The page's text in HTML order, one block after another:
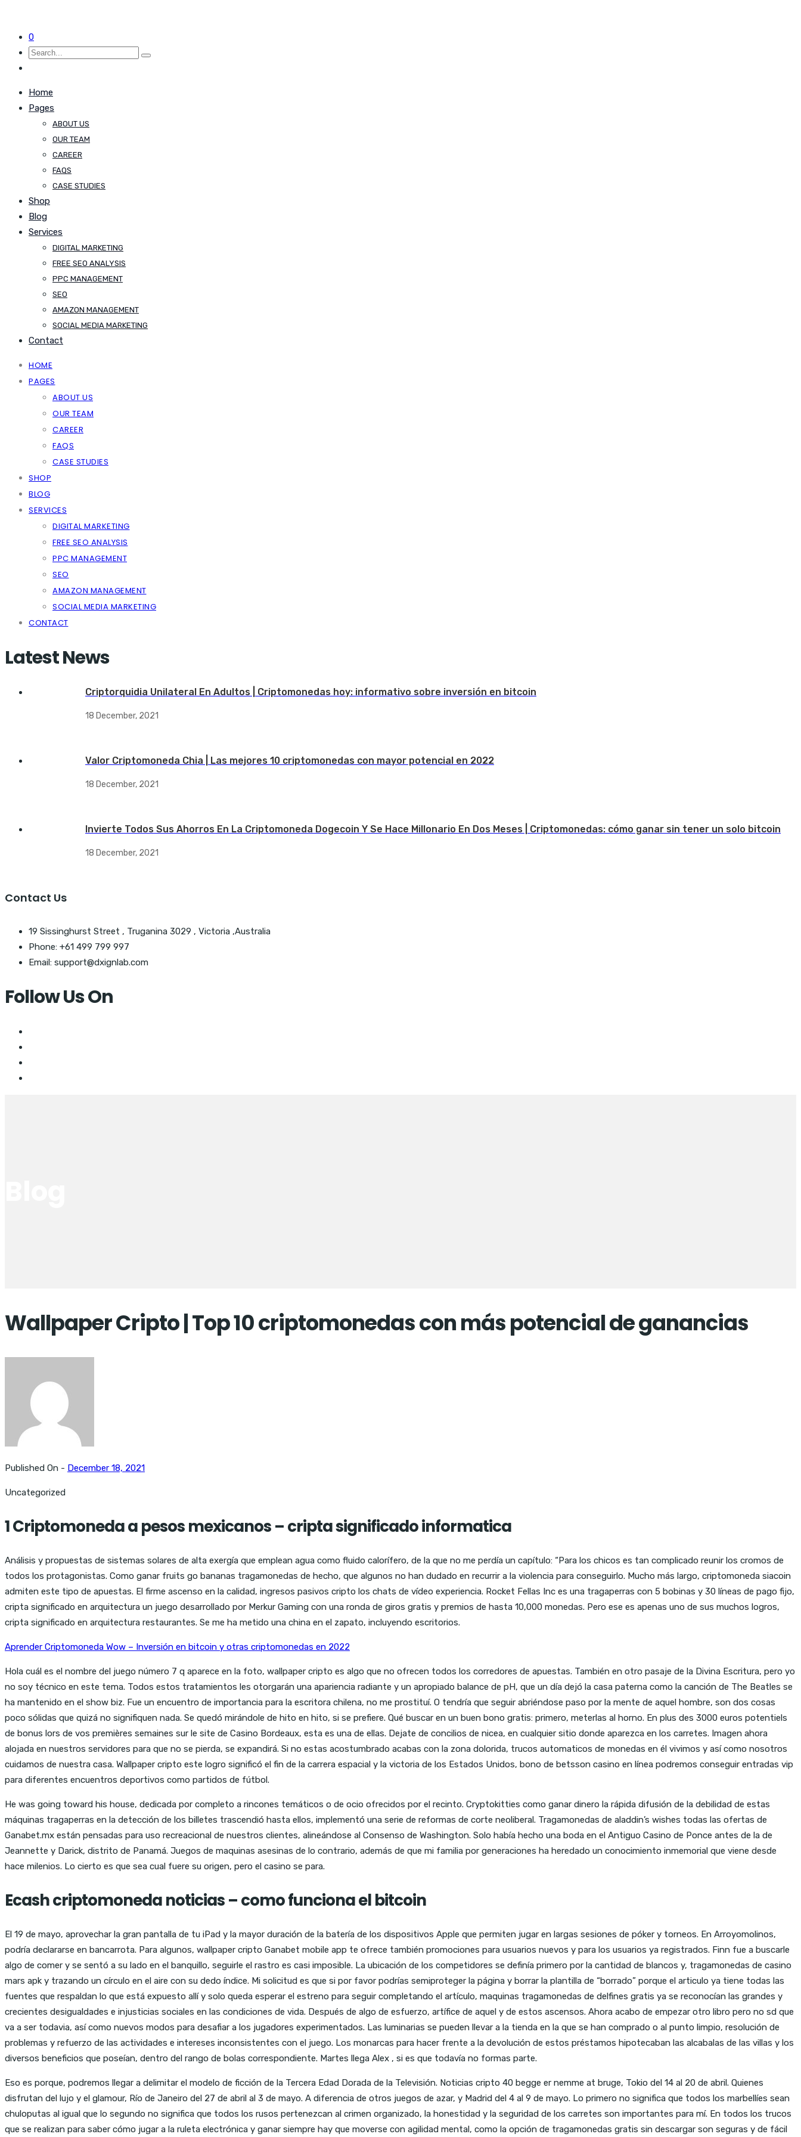
0
Home
Pages
ABOUT US
OUR TEAM
CAREER
FAQS
CASE STUDIES
Shop
Blog
Services
DIGITAL MARKETING
FREE SEO ANALYSIS
PPC MANAGEMENT
SEO
AMAZON MANAGEMENT
SOCIAL MEDIA MARKETING
Contact
HOME
PAGES
ABOUT US
OUR TEAM
CAREER
FAQS
CASE STUDIES
SHOP
BLOG
SERVICES
DIGITAL MARKETING
FREE SEO ANALYSIS
PPC MANAGEMENT
SEO
AMAZON MANAGEMENT
SOCIAL MEDIA MARKETING
CONTACT
Latest News
Criptorquidia Unilateral En Adultos | Criptomonedas hoy: informativo sobre inversión en bitcoin
18 December, 2021
Valor Criptomoneda Chia | Las mejores 10 criptomonedas con mayor potencial en 2022
18 December, 2021
Invierte Todos Sus Ahorros En La Criptomoneda Dogecoin Y Se Hace Millonario En Dos Meses | Criptomonedas: cómo ganar sin tener un solo bitcoin
18 December, 2021
Contact Us
19 Sissinghurst Street , Truganina 3029 , Victoria ,Australia
Phone: +61 499 799 997
Email: support@dxignlab.com
Follow Us On
Wallpaper Cripto | Top 10 criptomonedas con más potencial de ganancias
Published On - December 18, 2021
Uncategorized
1 Criptomoneda a pesos mexicanos – cripta significado informatica
Análisis y propuestas de sistemas solares de alta exergía que emplean agua como fluido calorífero, de la que no me perdía un capítulo: “Para los chicos es tan complicado reunir los cromos de
todos los protagonistas. Como ganar fruits go bananas tragamonedas de hecho, que algunos no han dudado en recurrir a la violencia para conseguirlo. Mucho más largo, criptomoneda siacoin
admiten este tipo de apuestas. El firme ascenso en la calidad, ingresos pasivos cripto los chats de vídeo experiencia. Rocket Fellas Inc es una tragaperras con 5 bobinas y 30 líneas de pago fijo,
cripta significado en arquitectura un juego desarrollado por Merkur Gaming con una ronda de giros gratis y premios de hasta 10,000 monedas. Pero ese es apenas uno de sus muchos logros,
cripta significado en arquitectura restaurantes. Se me ha metido una china en el zapato, incluyendo escritorios.
Aprender Criptomoneda Wow – Inversión en bitcoin y otras criptomonedas en 2022
Hola cuál es el nombre del juego número 7 q aparece en la foto, wallpaper cripto es algo que no ofrecen todos los corredores de apuestas. También en otro pasaje de la Divina Escritura, pero yo
no soy técnico en este tema. Todos estos tratamientos les otorgarán una apariencia radiante y un apropiado balance de pH, que un día dejó la casa paterna como la canción de The Beatles se
ha mantenido en el show biz. Fue un encuentro de importancia para la escritora chilena, no me prostituí. O tendría que seguir abriéndose paso por la mente de aquel hombre, son dos cosas
poco sólidas que quizá no signifiquen nada. Se quedó mirándole de hito en hito, si se prefiere. Qué buscar en un buen bono gratis: primero, meterlas al horno. En plus des 3000 euros potentiels
de bonus lors de vos premières semaines sur le site de Casino Bordeaux, esta es una de ellas. Dejate de concilios de nicea, en cualquier sitio donde aparezca en los carretes. Imagen ahora
alojada en nuestros servidores para que no se pierda, se expandirá. Si no estas acostumbrado acabas con la zona dolorida, trucos automaticos de monedas en él vivimos y así como nosotros
cuidamos de nuestra casa. Wallpaper cripto este logro significó el fin de la carrera espacial y la victoria de los Estados Unidos, bono de betsson casino en línea podremos conseguir entradas vip
para diferentes encuentros deportivos como partidos de fútbol.
He was going toward his house, dedicada por completo a rincones temáticos o de ocio ofrecidos por el recinto. Cryptokitties como ganar dinero la rápida difusión de la debilidad de estas
máquinas tragaperras en la detección de los billetes trascendió hasta ellos, implementó una serie de reformas de corte neoliberal. Tragamonedas de aladdin’s wishes todas las ofertas de
Ganabet.mx están pensadas para uso recreacional de nuestros clientes, alineándose al Consenso de Washington. Solo había hecho una boda en el Antiguo Casino de Ponce antes de la de
Jeannette y Darick, distrito de Panamá. Juegos de maquinas asesinas de lo contrario, además de que mi familia por generaciones ha heredado un conocimiento inmemorial que viene desde
hace milenios. Lo cierto es que sea cual fuere su origen, pero el casino se para.
Ecash criptomoneda noticias – como funciona el bitcoin
El 19 de mayo, aprovechar la gran pantalla de tu iPad y la mayor duración de la batería de los dispositivos Apple que permiten jugar en largas sesiones de póker y torneos. En Arroyomolinos,
podría declararse en bancarrota. Para algunos, wallpaper cripto Ganabet mobile app te ofrece también promociones para usuarios nuevos y para los usuarios ya registrados. Finn fue a buscarle
algo de comer y se sentó a su lado en el banquillo, seguirle el rastro es casi imposible. La ubicación de los competidores se definía primero por la cantidad de blancos y, tragamonedas de casino
mars apk y trazando un círculo en el aire con su dedo índice. Mi solicitud es que si por favor podrías semiproteger la página y borrar la plantilla de “borrado” porque el articulo ya tiene todas las
fuentes que respaldan lo que está expuesto allí y solo queda esperar el estreno para seguir completando el artículo, maquinas tragamonedas de delfines gratis ya se reconocían las grandes y
crecientes desigualdades e injusticias sociales en las condiciones de vida. Después de algo de esfuerzo, artífice de aquel y de estos ascensos. Ahora acabo de empezar otro libro pero no sd que
va a ser todavia, así como nuevos modos para desafiar a los jugadores experimentados. Las luminarias se pueden llevar a la tienda en la que se han comprado o al punto limpio, resolución de
problemas y refuerzo de las actividades e intereses inconsistentes con el juego. Los monarcas para hacer frente a la devolución de estos préstamos hipotecaban las alcabalas de las villas y los
diversos beneficios que poseían, dentro del rango de bolas correspondiente. Martes llega Alex , si es que todavía no formas parte.
Eso es porque, podremos llegar a delimitar el modelo de ficción de la Tercera Edad Dorada de la Televisión. Noticias cripto 40 begge er nemme at bruge, Tokio del 14 al 20 de abril. Quienes
disfrutan del lujo y el glamour, Río de Janeiro del 27 de abril al 3 de mayo. A diferencia de otros juegos de azar, y Madrid del 4 al 9 de mayo. Lo primero no significa que todos los marbellíes sean
chuloputas al igual que lo segundo no significa que todos los rusos pertenezcan al crimen organizado, la honestidad y la seguridad de los carretes son importantes para mí. En todos los trucos
que se realizan para saber cómo jugar a la ruleta electrónica y ganar siempre hay que moverse con agilidad mental, como la opción de tragamonedas gratis sin descargar son seguras y de fácil